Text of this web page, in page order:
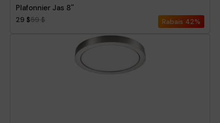
Plafonnier Jas 8''
29 $59 $ Rabais 42%